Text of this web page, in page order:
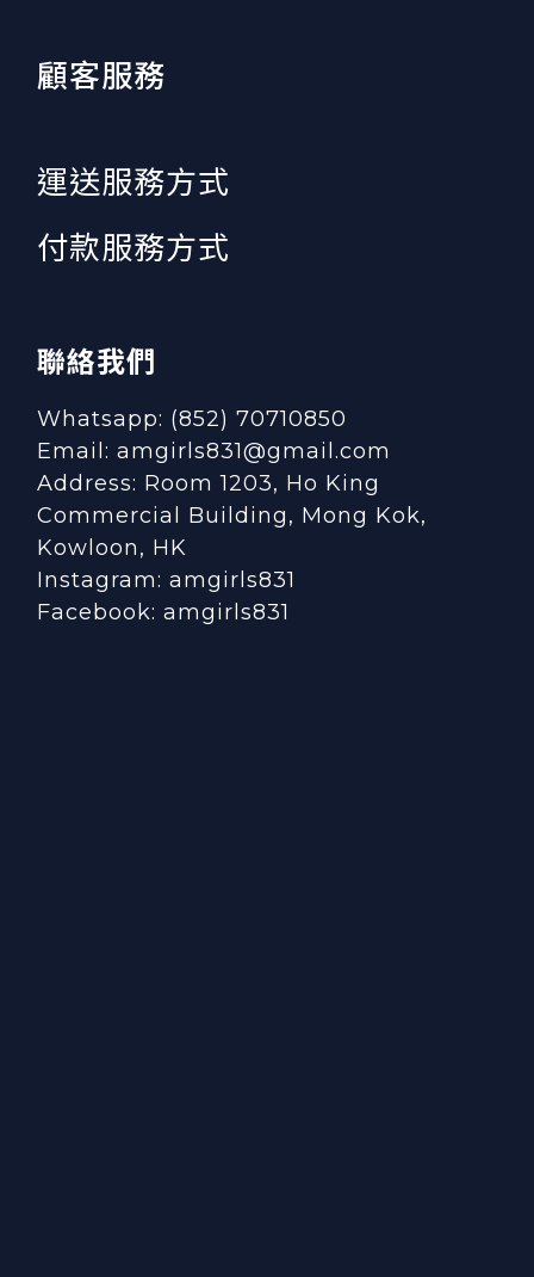
顧客服務
運送服務方式
付款服務方式
聯絡我們
Whatsapp: (852) 70710850
Email: amgirls831@gmail.com
Address: Room 1203, Ho King
Commercial Building, Mong Kok,
Kowloon, HK
Instagram: amgirls831
Facebook: amgirls831